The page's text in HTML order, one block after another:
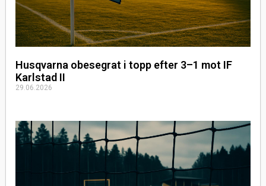
Husqvarna obesegrat i topp efter 3–1 mot IF
Karlstad II
29.06.2026